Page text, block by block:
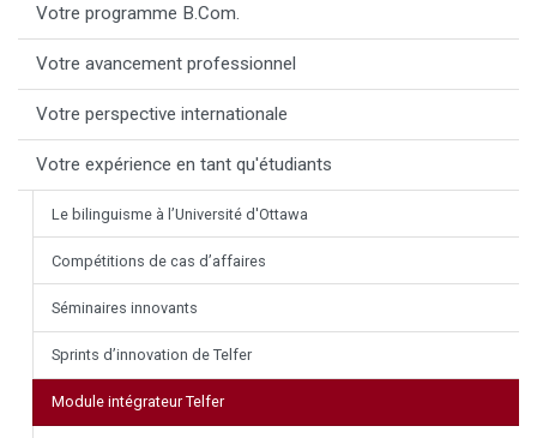
Votre programme B.Com.
Votre avancement professionnel
Votre perspective internationale
Votre expérience en tant qu'étudiants
Le bilinguisme à l’Université d'Ottawa
Compétitions de cas d’affaires
Séminaires innovants
Sprints d’innovation de Telfer
Module intégrateur Telfer